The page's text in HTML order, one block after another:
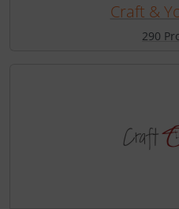
Craft &
290